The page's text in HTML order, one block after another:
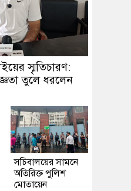
স্মৃতিচারণ:
তুলে ধরলেন
সচিবালয়ের সামনে
অতিরিক্ত পুলিশ
মোতায়েন